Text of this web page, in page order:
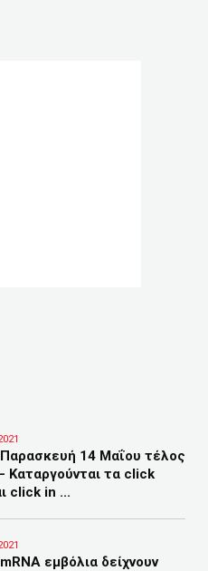
14 Μαΐου τέλος
Καταργούνται τα click
click in ...
εμβόλια δείχνουν